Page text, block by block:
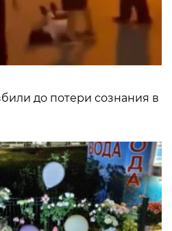
до потери сознания в